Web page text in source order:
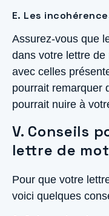
E. Les
Assurez-vous que
dans votre lettre
avec celles
pourrait remarquer
pourrait nuire à
V. Conseils
lettre de
Pour que votre
voici quelques